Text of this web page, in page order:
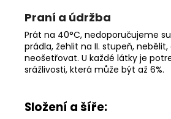
Praní a údržba
Prát na 40°C, nedoporučujeme
prádla, žehlit na II. stupeň,
neošetřovat. U každé látky je
srážlivosti, která může být až 6%.
Složení a šíře: